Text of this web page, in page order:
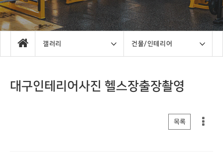
갤러리 건물/인테리어
대구인테리어사진 헬스장출장촬영
목록